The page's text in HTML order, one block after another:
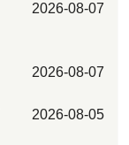
2026-08-07
2026-08-07
2026-08-05